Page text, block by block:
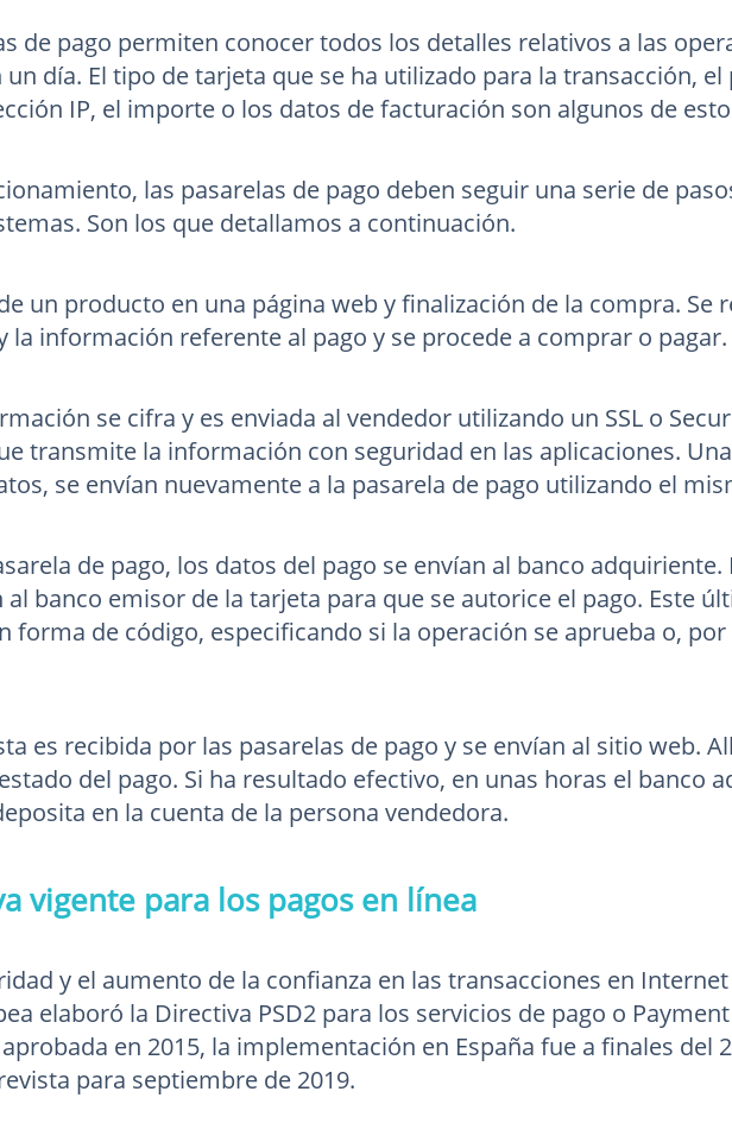
de pago permiten conocer todos los detalles relativos a las
un día. El tipo de tarjeta que se ha utilizado para la transacción,
IP, el importe o los datos de facturación son algunos de
las pasarelas de pago deben seguir una serie de
Son los que detallamos a continuación.
un producto en una página web y finalización de la compra. Se
la información referente al pago y se procede a comprar o pagar.
se cifra y es enviada al vendedor utilizando un SSL o
transmite la información con seguridad en las aplicaciones.
se envían nuevamente a la pasarela de pago utilizando el
de pago, los datos del pago se envían al banco
banco emisor de la tarjeta para que se autorice el pago. Este
forma de código, especificando si la operación se aprueba o,
es recibida por las pasarelas de pago y se envían al sitio web.
del pago. Si ha resultado efectivo, en unas horas el banco
en la cuenta de la persona vendedora.
vigente para los pagos en línea
y el aumento de la confianza en las transacciones en
elaboró la Directiva PSD2 para los servicios de pago o
en 2015, la implementación en España fue a finales del
para septiembre de 2019.